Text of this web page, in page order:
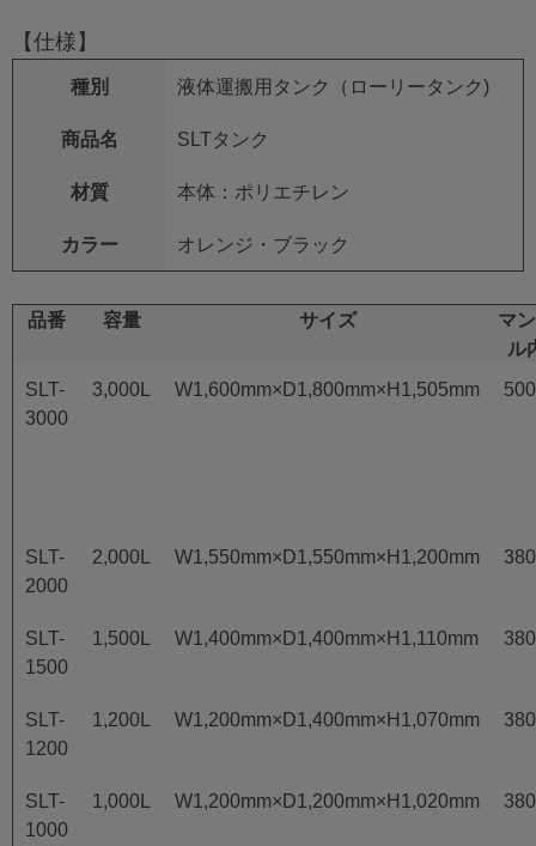
【仕様】
種別 液体運搬用タンク（ローリータンク)
商品名 SLTタンク
材質 本体：ポリエチレン
カラー オレンジ・ブラック
品番 容量 サイズ
マ
ル
SLT-
3000
3,000L W1,600mm×D1,800mm×H1,505mm
SLT-
2000
2,000L W1,550mm×D1,550mm×H1,200mm
SLT-
1500
1,500L W1,400mm×D1,400mm×H1,110mm
SLT-
1200
1,200L W1,200mm×D1,400mm×H1,070mm
SLT-
1000
1,000L W1,200mm×D1,200mm×H1,020mm